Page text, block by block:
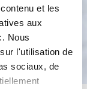
et les
aux
Nous
l'utilisation de
sociaux, de
!